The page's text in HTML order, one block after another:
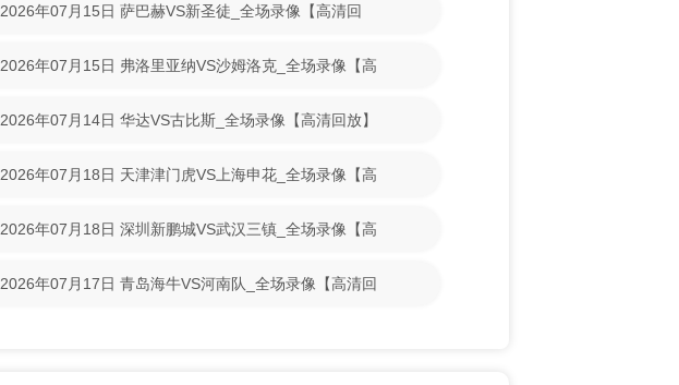
2026年07月15日 萨巴赫VS新圣徒_全场录像【高清回
2026年07月15日 弗洛里亚纳VS沙姆洛克_全场录像【高
2026年07月14日 华达VS古比斯_全场录像【高清回放】
2026年07月18日 天津津门虎VS上海申花_全场录像【高
2026年07月18日 深圳新鹏城VS武汉三镇_全场录像【高
2026年07月17日 青岛海牛VS河南队_全场录像【高清回